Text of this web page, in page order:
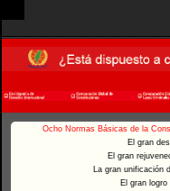
Ocho Normas Básicas de la
El gran
El gran
La gran unificación
El gran